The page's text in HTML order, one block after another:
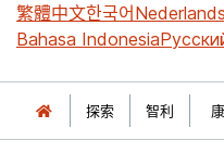
繁體中文한국어
Bahasa Indonesia
探索 智利